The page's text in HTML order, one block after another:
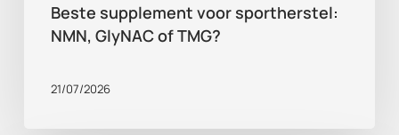
Beste supplement voor sportherstel:
NMN, GlyNAC of TMG?
21/07/2026